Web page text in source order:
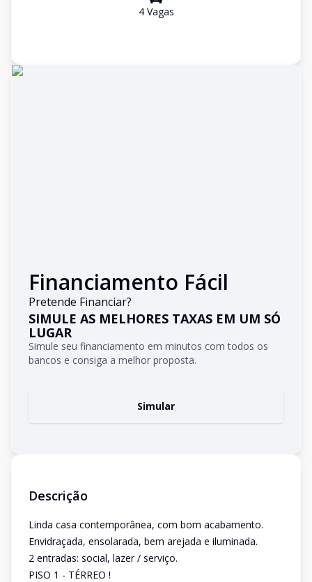
4Vagas
Financiamento Fácil
Pretende Financiar?
SIMULE AS MELHORES TAXAS EM UM SÓ
LUGAR
Simule seu financiamento em minutos com todos os
bancos e consiga a melhor proposta.
Simular
Descrição
Linda casa contemporânea, com bom acabamento.
Envidraçada, ensolarada, bem arejada e iluminada.
2 entradas: social, lazer / serviço.
PISO 1 - TÉRREO !